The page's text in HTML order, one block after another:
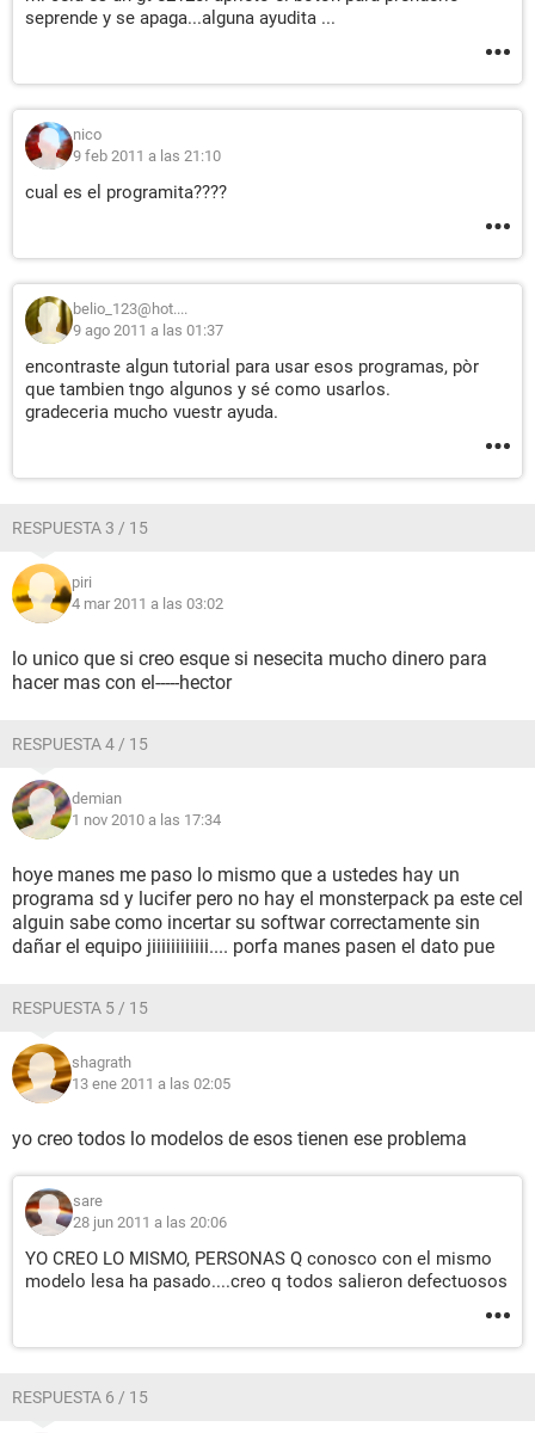
seprende y se apaga...alguna ayudita ...
nico
9 feb 2011 a las 21:10
cual es el programita????
belio_123@hot....
9 ago 2011 a las 01:37
encontraste algun tutorial para usar esos programas, pòr
que tambien tngo algunos y sé como usarlos.
gradeceria mucho vuestr ayuda.
RESPUESTA 3 / 15
piri
4 mar 2011 a las 03:02
lo unico que si creo esque si nesecita mucho dinero para
hacer mas con el-----hector
RESPUESTA 4 / 15
demian
1 nov 2010 a las 17:34
hoye manes me paso lo mismo que a ustedes hay un
programa sd y lucifer pero no hay el monsterpack pa este cel
alguin sabe como incertar su softwar correctamente sin
dañar el equipo jiiiiiiiiiiii.... porfa manes pasen el dato pue
RESPUESTA 5 / 15
shagrath
13 ene 2011 a las 02:05
yo creo todos lo modelos de esos tienen ese problema
sare
28 jun 2011 a las 20:06
YO CREO LO MISMO, PERSONAS Q conosco con el mismo
modelo lesa ha pasado....creo q todos salieron defectuosos
RESPUESTA 6 / 15